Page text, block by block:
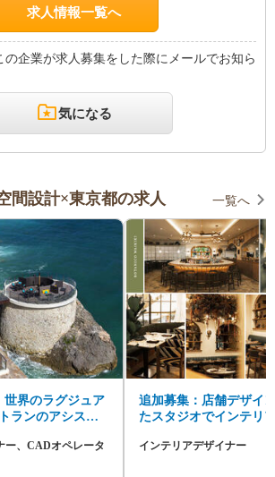
求人情報一覧へ
の企業が求人募集をした際にメールでお知ら
気になる
間設計×東京都の求人 一覧へ
世界のラグジュア
ランのアシスタ
ー、CADオペレータ
追加募集：店舗デザイ
たスタジオでインテリ
インテリアデザイナー